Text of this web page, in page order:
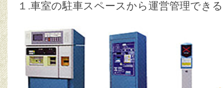
１.車室の駐車スペースから運営管理でき